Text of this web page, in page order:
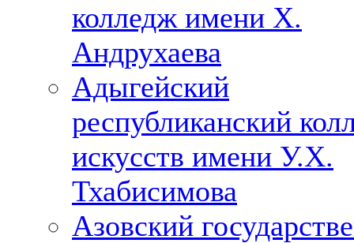
колледж имени Х.
Андрухаева
Адыгейский
республиканский
искусств имени У.Х.
Тхабисимова
Азовский